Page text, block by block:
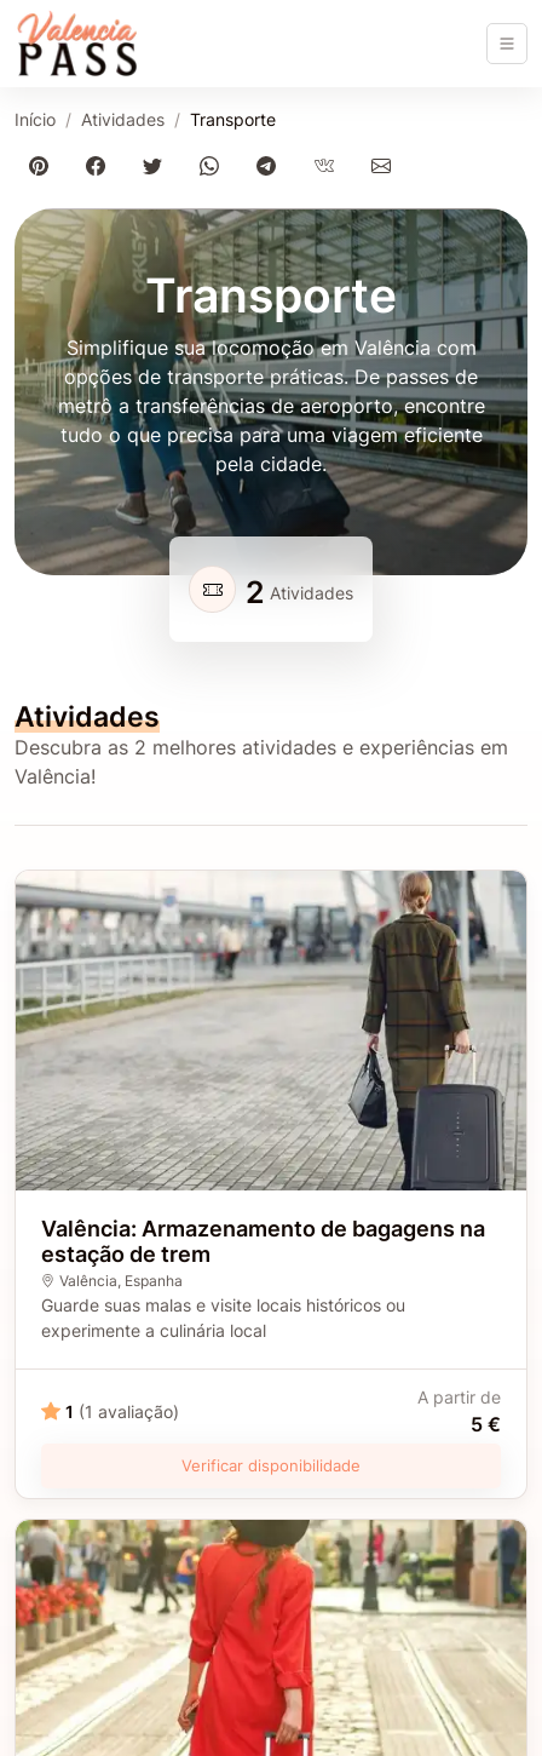
Início Atividades Transporte
Transporte
Simplifique sua locomoção em Valência com
opções de transporte práticas. De passes de
metrô a transferências de aeroporto, encontre
tudo o que precisa para uma viagem eficiente
pela cidade.
2 Atividades
Atividades
Descubra as 2 melhores atividades e experiências em
Valência!
Valência: Armazenamento de bagagens na
estação de trem
Valência , Espanha
Guarde suas malas e visite locais históricos ou
experimente a culinária local
1 (1 avaliação)
A partir de
5 €
Verificar disponibilidade